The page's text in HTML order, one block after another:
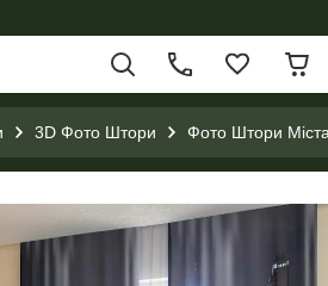
3D Фото Штори Фото Штори